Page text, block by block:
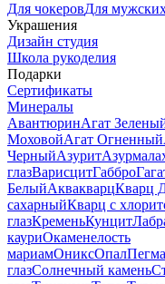
Для чокеровДля
Украшения
Дизайн студия
Школа рукоделия
Подарки
Сертификаты
Минералы
АвантюринАгат
МоховойАгат Огненный
ЧерныйАзурит
глазВарисцитГаббро
БелыйАквакварцКварц
сахарныйКварц с
глазКременьКунцит
кауриОкаменелость
мариамОниксОпал
глазСолнечный камень